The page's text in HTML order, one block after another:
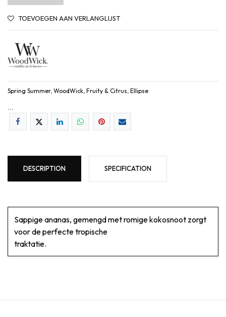
TOEVOEGEN AAN VERLANGLIJST
Spring Summer, WoodWick, Fruity & Citrus, Ellipse
...
DESCRIPTION SPECIFICATION
Sappige ananas, gemengd met romige kokosnoot zorgt
voor de perfecte tropische
traktatie.